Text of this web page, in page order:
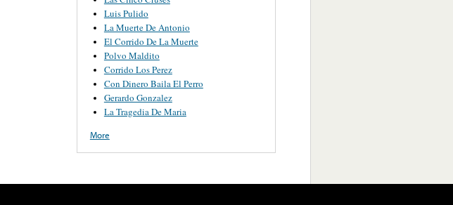
Luis Pulido
La Muerte De Antonio
El Corrido De La Muerte
Polvo Maldito
Corrido Los Perez
Con Dinero Baila El Perro
Gerardo Gonzalez
La Tragedia De Maria
More